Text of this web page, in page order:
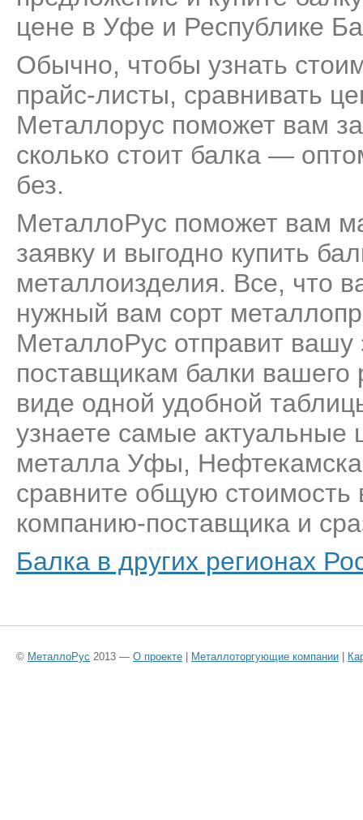
цене в Уфе и Республике
Обычно, чтобы узнать
прайс-листы, сравнивать
Металлорус поможет вам
сколько стоит балка —
без.
МеталлоРус поможет вам
заявку и выгодно купить
металлоизделия. Все, что
нужный вам сорт
МеталлоРус отправит
поставщикам балки вашего
виде одной удобной
узнаете самые актуальные
металла Уфы,
сравните общую стоимость
компанию-поставщика и
Балка в других регионах
© МеталлоРус 2013 — О проекте | Металлоторгующие компании |